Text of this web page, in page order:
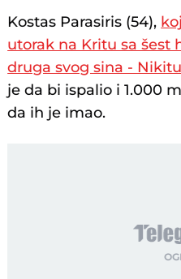
Kostas Parasiris (54),
utorak na Kritu sa šest
druga svog sina -
je da bi ispalio i 1.000
da ih je imao.